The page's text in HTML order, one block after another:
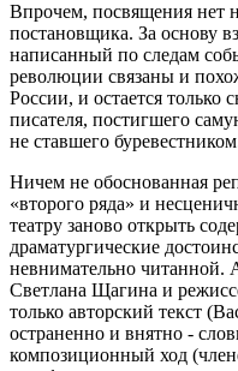
Впрочем, посвящения нет
постановщика. За основу
написанный по следам
революции связаны и
России, и остается только
писателя, постигшего
не ставшего
Ничем не обоснованная
«второго ряда» и
театру заново открыть
драматургические
невнимательно читанной.
Светлана Щагина и
только авторский текст
остраненно и внятно -
композиционный ход